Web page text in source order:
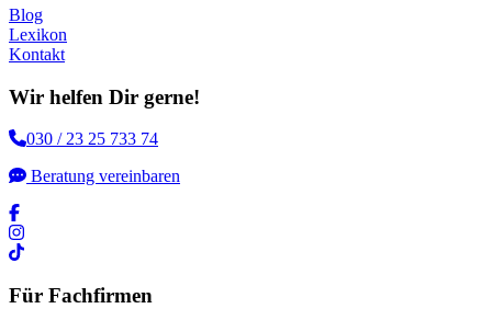
Blog
Lexikon
Kontakt
Wir helfen Dir gerne!
030 / 23 25 733 74
Beratung vereinbaren
Für Fachfirmen